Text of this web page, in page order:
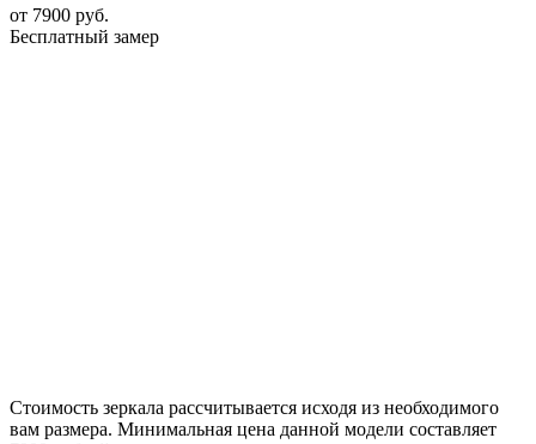
от 7900 руб.
Бесплатный замер
Стоимость зеркала рассчитывается исходя из необходимого
вам размера. Минимальная цена данной модели составляет